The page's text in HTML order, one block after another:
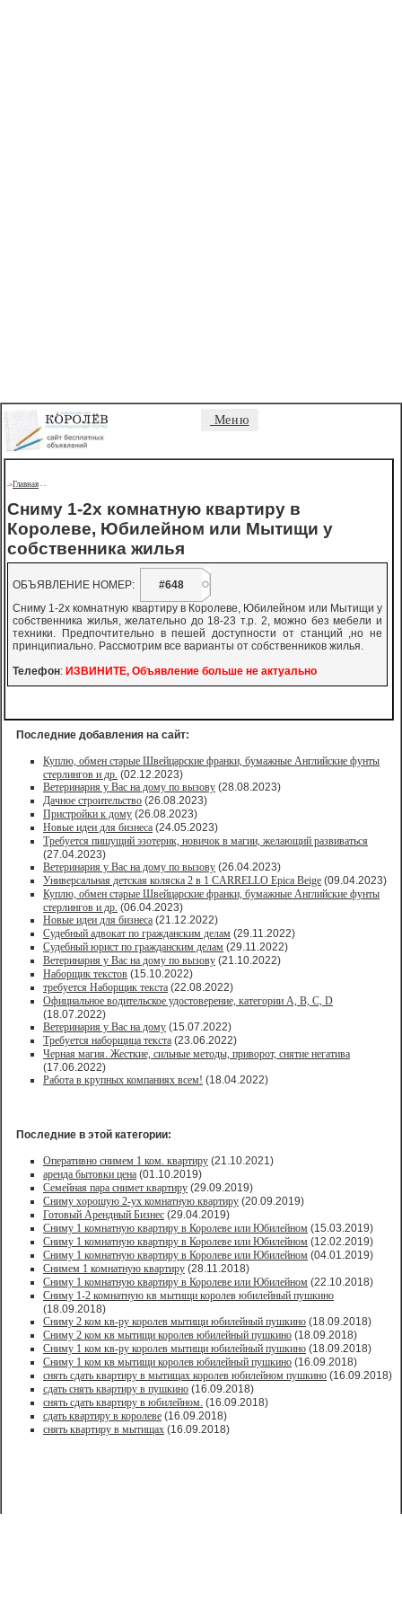
Меню
->Главная - -
Сниму 1-2х комнатную квартиру в
Королеве, Юбилейном или Мытищи у
собственника жилья
ОБЪЯВЛЕНИЕ НОМЕР:
#648
Сниму 1-2х комнатную квартиру в Королеве, Юбилейном или Мытищи у
собственника жилья, желательно до 18-23 т.р. 2, можно без мебели и
техники. Предпочтительно в пешей доступности от станций ,но не
принципиально. Рассмотрим все варианты от собственников жилья.
Телефон: ИЗВИНИТЕ, Объявление больше не актуально
Последние добавления на сайт:
Куплю, обмен старые Швейцарские франки, бумажные Английские фунты
стерлингов и др. (02.12.2023)
Ветеринария у Вас на дому по вызову (28.08.2023)
Дачное строительство (26.08.2023)
Пристройки к дому (26.08.2023)
Новые идеи для бизнеса (24.05.2023)
Требуется пишущий эзотерик, новичок в магии, желающий развиваться
(27.04.2023)
Ветеринария у Вас на дому по вызову (26.04.2023)
Универсальная детская коляска 2 в 1 CARRELLO Epica Beige (09.04.2023)
Куплю, обмен старые Швейцарские франки, бумажные Английские фунты
стерлингов и др. (06.04.2023)
Новые идеи для бизнеса (21.12.2022)
Судебный адвокат по гражданским делам (29.11.2022)
Судебный юрист по гражданским делам (29.11.2022)
Ветеринария у Вас на дому по вызову (21.10.2022)
Наборщик текстов (15.10.2022)
требуется Наборщик текста (22.08.2022)
Официальное водительское удостоверение, категории A, B, C, D
(18.07.2022)
Ветеринария у Вас на дому (15.07.2022)
Требуется наборщица текста (23.06.2022)
Черная магия. Жесткие, сильные методы, приворот, снятие негатива
(17.06.2022)
Работа в крупных компаниях всем! (18.04.2022)
Последние в этой категории:
Оперативно снимем 1 ком. квартиру (21.10.2021)
аренда бытовки цена (01.10.2019)
Семейная пара снимет квартиру (29.09.2019)
Сниму хорошую 2-ух комнатную квартиру (20.09.2019)
Готовый Арендный Бизнес (29.04.2019)
Сниму 1 комнатную квартиру в Королеве или Юбилейном (15.03.2019)
Сниму 1 комнатную квартиру в Королеве или Юбилейном (12.02.2019)
Сниму 1 комнатную квартиру в Королеве или Юбилейном (04.01.2019)
Снимем 1 комнатную квартиру (28.11.2018)
Сниму 1 комнатную квартиру в Королеве или Юбилейном (22.10.2018)
Сниму 1-2 комнатную кв мытищи королев юбилейный пушкино
(18.09.2018)
Сниму 2 ком кв-ру королев мытищи юбилейный пушкино (18.09.2018)
Сниму 2 ком кв мытищи королев юбилейный пушкино (18.09.2018)
Сниму 1 ком кв-ру королев мытищи юбилейный пушкино (18.09.2018)
Сниму 1 ком кв мытищи королев юбилейный пушкино (16.09.2018)
снять сдать квартиру в мытищах королев юбилейном пушкино (16.09.2018)
сдать снять квартиру в пушкино (16.09.2018)
снять сдать квартиру в юбилейном. (16.09.2018)
сдать квартиру в королеве (16.09.2018)
снять квартиру в мытищах (16.09.2018)